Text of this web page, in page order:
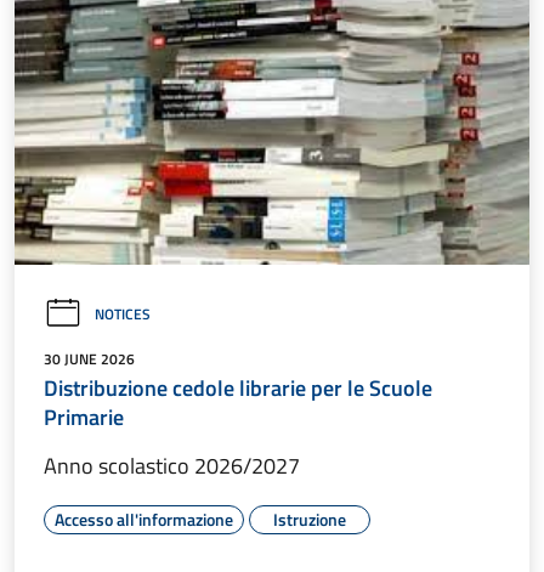
NOTICES
30 JUNE 2026
Distribuzione cedole librarie per le Scuole
Primarie
Anno scolastico 2026/2027
Accesso all'informazione Istruzione